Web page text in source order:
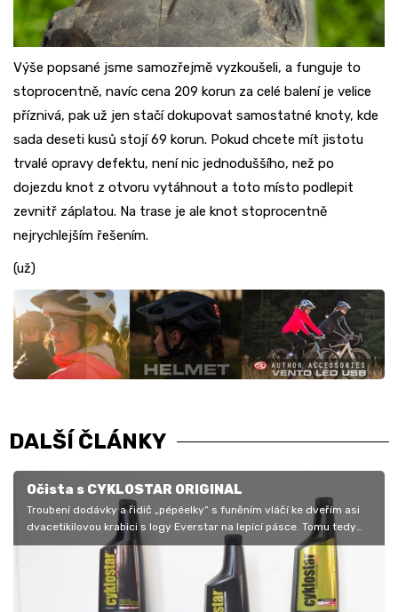
Výše popsané jsme samozřejmě vyzkoušeli, a funguje to
stoprocentně, navíc cena 209 korun za celé balení je velice
příznivá, pak už jen stačí dokupovat samostatné knoty, kde
sada deseti kusů stojí 69 korun. Pokud chcete mít jistotu
trvalé opravy defektu, není nic jednoduššího, než po
dojezdu knot z otvoru vytáhnout a toto místo podlepit
zevnitř záplatou. Na trase je ale knot stoprocentně
nejrychlejším řešením.
(už)
DALŠÍ ČLÁNKY
Očista s CYKLOSTAR ORIGINAL
Troubení dodávky a řidič „pépéelky“ s funěním vláčí ke dveřím asi
dvacetikilovou krabici s logy Everstar na lepící pásce. Tomu tedy
říkám…